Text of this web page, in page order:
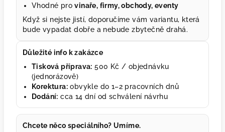
Vhodné provinaře, firmy, obchody, eventy
Když si nejste jistí, doporučíme vám variantu, která
bude vypadat dobře a nebude zbytečně drahá.
Důležité info k zakázce
Tisková příprava: 500 Kč / objednávku
(jednorázově)
Korektura: obvykle do 1–2 pracovních dnů
Dodání: cca 14 dní od schválení návrhu
Chcete něco speciálního? Umíme.